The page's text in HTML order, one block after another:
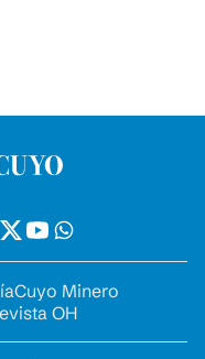
Cuyo Minero
OH